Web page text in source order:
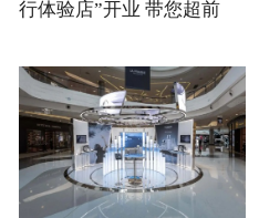
行体验店”开业 带您超前